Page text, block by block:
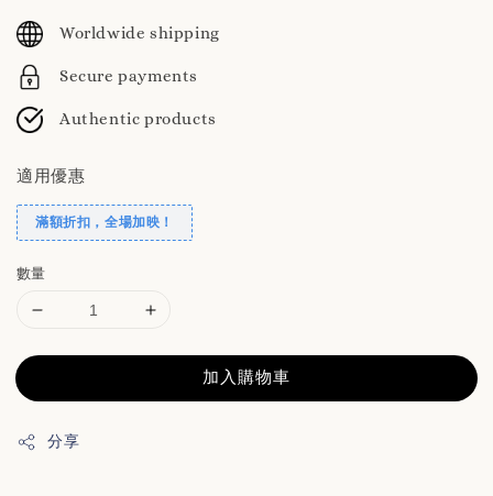
price
Worldwide shipping
Secure payments
Authentic products
適用優惠
滿額折扣，全場加映！
數量
加入購物車
分享